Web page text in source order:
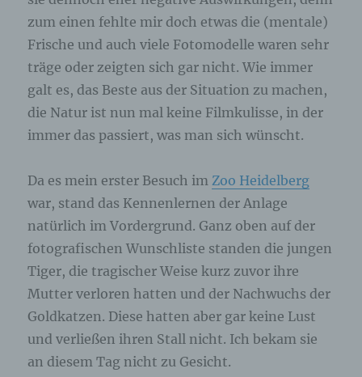
zum einen fehlte mir doch etwas die (mentale)
Frische und auch viele Fotomodelle waren sehr
träge oder zeigten sich gar nicht. Wie immer
galt es, das Beste aus der Situation zu machen,
die Natur ist nun mal keine Filmkulisse, in der
immer das passiert, was man sich wünscht.
Da es mein erster Besuch im Zoo Heidelberg
war, stand das Kennenlernen der Anlage
natürlich im Vordergrund. Ganz oben auf der
fotografischen Wunschliste standen die jungen
Tiger, die tragischer Weise kurz zuvor ihre
Mutter verloren hatten und der Nachwuchs der
Goldkatzen. Diese hatten aber gar keine Lust
und verließen ihren Stall nicht. Ich bekam sie
an diesem Tag nicht zu Gesicht.
angegebenen personenbezogenen Daten
Registrierung auf unserer Internetseite
Die betroffene Person hat die Möglichkeit, sich auf
der Internetseite des für die Verarbeitung
Verantwortlichen unter Angabe von
für die Verarbeitung Verantwortlichen übermittelt
werden, ergibt sich aus der jeweiligen
Eingabemaske, die für die Registrierung
verwendet wird. Die von der betroffenen Person
eingegebenen personenbezogenen Daten werden
ausschließlich für die interne Verwendung bei dem
für die Verarbeitung Verantwortlichen und für
eigene Zwecke erhoben und gespeichert. Der für
die Verarbeitung Verantwortliche kann die
Weitergabe an einen oder mehrere
Auftragsverarbeiter, beispielsweise einen
Paketdienstleister, veranlassen, der die
personenbezogenen Daten ebenfalls
ausschließlich für eine interne Verwendung, die